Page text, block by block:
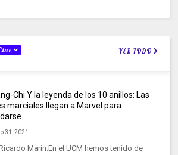
VER TODO
Chi Y la leyenda de los 10 anillos: Las
marciales llegan a Marvel para
31, 2021
Marín.En el UCM hemos tenido de